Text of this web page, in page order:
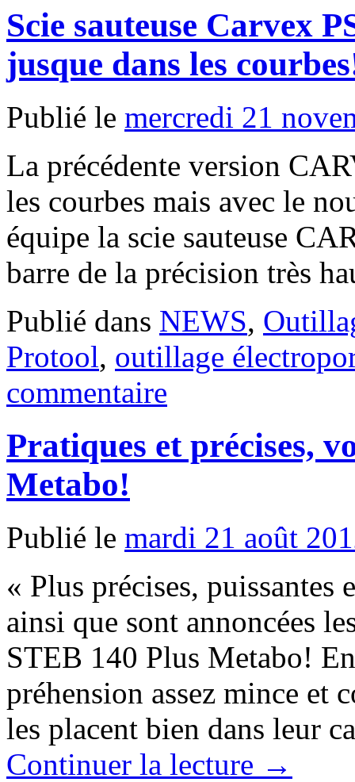
Scie sauteuse Carvex
jusque dans les
Publié le mercredi 21
La précédente version
les courbes mais avec le
équipe la scie sauteuse
barre de la précision très
Publié dans NEWS,
Protool, outillage
commentaire
Pratiques et précises,
Metabo!
Publié le mardi 21 août
« Plus précises, puissantes
ainsi que sont annoncées
STEB 140 Plus Metabo!
préhension assez mince et
les placent bien dans leur
Continuer la lecture →